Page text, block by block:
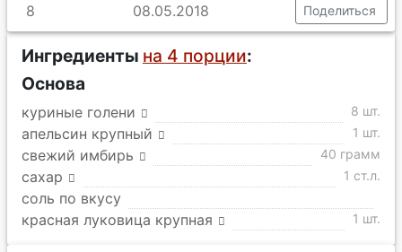
8
08.05.2018 Поделиться
Ингредиенты на 4 порции:
Основа
куриные голени 8 шт.
апельсин крупный 1 шт.
свежий имбирь 40 грамм
сахар 1 ст.л.
соль по вкусу
красная луковица крупная
1 шт.